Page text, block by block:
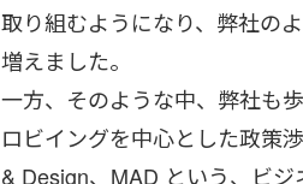
取り組むようになり、弊社の
増えました。
一方、そのような中、弊社も
ロビイングを中心とした政策
& Design、MAD という、ビジ